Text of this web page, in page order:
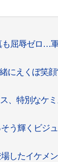
屈辱ゼロ…
にえくぼ笑顔
、特別なケ
う輝くビジ
したイケメ